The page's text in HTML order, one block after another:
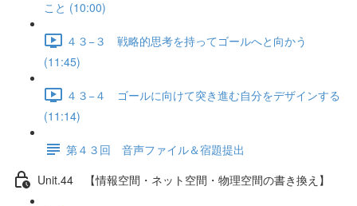
こと (10:00)
４３−３ 戦略的思考を持ってゴールへと向かう
(11:45)
４３−４ ゴールに向けて突き進む自分をデザインする
(11:14)
第４３回 音声ファイル＆宿題提出
Unit.44 【情報空間・ネット空間・物理空間の書き換え】